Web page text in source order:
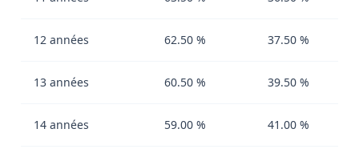
12 années 62.50 % 37.50 %
13 années 60.50 % 39.50 %
14 années 59.00 % 41.00 %